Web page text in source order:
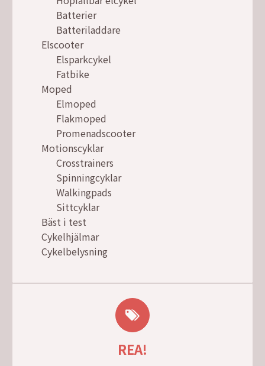
Batterier
Batteriladdare
Elscooter
Elsparkcykel
Fatbike
Moped
Elmoped
Flakmoped
Promenadscooter
Motionscyklar
Crosstrainers
Spinningcyklar
Walkingpads
Sittcyklar
Bäst i test
Cykelhjälmar
Cykelbelysning
REA!